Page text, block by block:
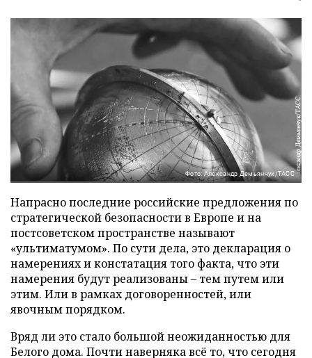
Фото: Александр Демьянчук/ТАСС
Напрасно последние российские предложения по
стратегической безопасности в Европе и на
постсоветском пространстве называют
«ультиматумом». По сути дела, это декларация о
намерениях и констатация того факта, что эти
намерения будут реализованы – тем путем или
этим. Или в рамках договоренностей, или
явочным порядком.
Вряд ли это стало большой неожиданностью для
Белого дома. Почти наверняка всё то, что сегодня